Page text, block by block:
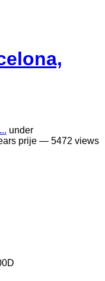
under
prije — 5472 views